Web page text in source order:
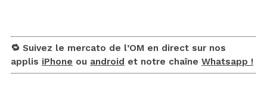
🔁 Suivez le mercato de l’OM en direct sur nos
applis iPhone ou android et notre chaîne Whatsapp !